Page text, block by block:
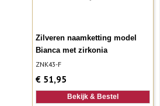
Zilveren naamketting model
Bianca met zirkonia
ZNK43-F
€ 51,95
Bekijk & Bestel